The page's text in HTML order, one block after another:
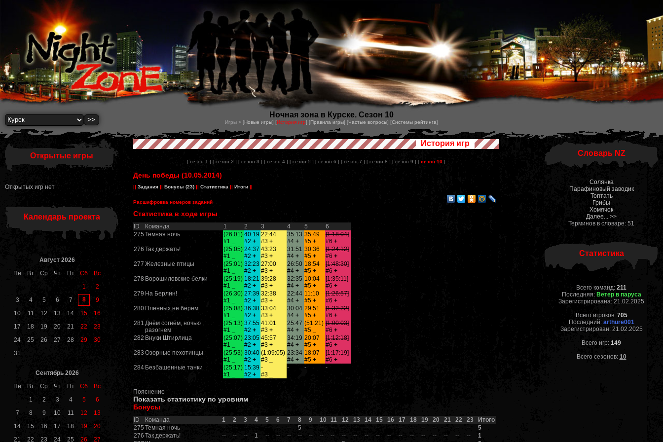
Ночная зона в Курске. Сезон 10
Игры > [Новые игры] [История игр] [Правила игры] [Частые вопросы] [Системы рейтинга]
Открытые игры
Открытых игр нет
Календарь проекта
Август 2026
Пн
Вт Ср Чт Пт Сб
Вс
1
2
3
4 5 6 7 8
9
10
11 12 13 14 15
16
17
18 19 20 21 22
23
24
25 26 27 28 29
30
31
Сентябрь 2026
Пн
Вт Ср Чт Пт Сб
Вс
1
2 3 4 5
6
7
8 9 10 11 12
13
14
15 16 17 18 19
20
21
22 23 24 25 26 27
История игр
[ сезон 1 ] [ сезон 2 ] [ сезон 3 ] [ сезон 4 ] [ сезон 5 ] [ сезон 6 ] [ сезон 7 ] [ сезон 8 ] [ сезон 9 ] [ сезон 10 ]
День победы (10.05.2014)
|| Задания || Бонусы (23) || Статистика || Итоги ||
Расшифровка номеров заданий
Статистика в ходе игры
ID Команда 1 2 3 4 5
6
275 Темная ночь
(26:01)
#1
40:19
#2 +
22:44
#3 +
35:13
#4 +
35:49
#5 +
[1:18:04]
#6 +
276 Так держать!
(25:05)
#1
24:37
#2 +
43:23
#3 +
31:51
#4 +
30:36
#5 +
[1:24:12]
#6 +
277 Железные птицы
(25:01)
#1
32:23
#2 +
27:00
#3 +
26:50
#4 +
18:54
#5 +
[1:48:30]
#6 +
278 Ворошиловские белки
(25:19)
#1
18:21
#2 +
39:28
#3 +
32:35
#4 +
10:04
#5 +
[1:35:11]
#6 +
279 На Берлин!
(26:30)
#1
27:39
#2 +
32:38
#3 +
22:44
#4 +
11:10
#5 +
[1:26:57]
#6 +
280 Пленных не берём
(25:08)
#1
36:38
#2 +
33:04
#3 +
30:04
#4 +
29:51
#5 +
[1:32:22]
#6 +
281 Днём согнём, ночью
разогнем
(25:13)
#1
37:55
#2 +
41:01
#3 +
25:47
#4 +
(51:21)
#5
[1:00:03]
#6 +
282 Внуки Штирлица
(25:07)
#1
23:05
#2 +
45:57
#3 +
34:19
#4 +
20:07
#5 +
[1:12:18]
#6 +
283 Озорные пехотинцы
(25:53)
#1
30:40
#2 +
(1:09:05)
#3
23:34
#4 +
18:07
#5 +
[1:17:19]
#6 +
284 Безбашенные танки
(25:17)
#1
15:39
#2 +
-
#3
- - -
Пояснение
Показать статистику по уровням
Бонусы
ID Команда 1 2 3 4 5 6 7 8 9 10 11 12 13 14 15 16 17 18 19 20 21 22 23
Итого
275 Темная ночь -- -- -- -- -- -- -- 5 -- -- -- -- -- -- -- -- -- -- -- -- -- -- --
5
276 Так держать! -- -- -- 1 -- -- -- -- -- -- -- -- -- -- -- -- -- -- -- -- -- -- --
1
Словарь NZ
Солянка
Парафиновый заводик
Топтать
Грибы
Хомячок
Далее... >>
Терминов в словаре: 51
Статистика
Всего команд: 211
Последняя: Ветер в паруса
Зарегистрирована: 21.02.2025
Всего игроков: 705
Последний: arthure001
Зарегистрирован: 21.02.2025
Всего игр: 149
Всего сезонов: 10